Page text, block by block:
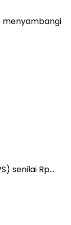
menyambangi
senilai Rp…